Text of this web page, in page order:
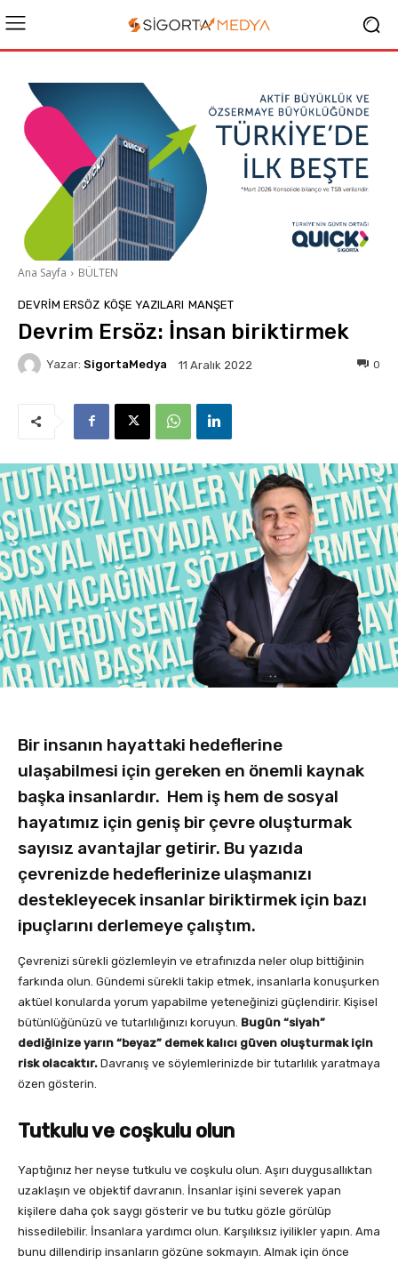
Ana Sayfa BÜLTEN
DEVRIM ERSÖZ KÖŞE YAZILARI MANŞET
Devrim Ersöz: İnsan biriktirmek
Yazar: SigortaMedya 11 Aralık 2022 0
Bir insanın hayattaki hedeflerine
ulaşabilmesi için gereken en önemli kaynak
başka insanlardır. Hem iş hem de sosyal
hayatımız için geniş bir çevre oluşturmak
sayısız avantajlar getirir. Bu yazıda
çevrenizde hedeflerinize ulaşmanızı
destekleyecek insanlar biriktirmek için bazı
ipuçlarını derlemeye çalıştım.
Çevrenizi sürekli gözlemleyin ve etrafınızda neler olup bittiğinin
farkında olun. Gündemi sürekli takip etmek, insanlarla konuşurken
aktüel konularda yorum yapabilme yeteneğinizi güçlendirir. Kişisel
bütünlüğünüzü ve tutarlılığınızı koruyun. Bugün “siyah”
dediğinize yarın “beyaz” demek kalıcı güven oluşturmak için
risk olacaktır. Davranış ve söylemlerinizde bir tutarlılık yaratmaya
özen gösterin.
Tutkulu ve coşkulu olun
Yaptığınız her neyse tutkulu ve coşkulu olun. Aşırı duygusallıktan
uzaklaşın ve objektif davranın. İnsanlar işini severek yapan
kişilere daha çok saygı gösterir ve bu tutku gözle görülüp
hissedilebilir. İnsanlara yardımcı olun. Karşılıksız iyilikler yapın. Ama
bunu dillendirip insanların gözüne sokmayın. Almak için önce